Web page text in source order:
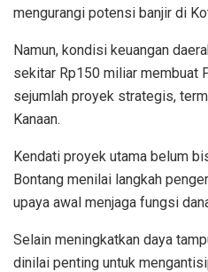
mengurangi potensi banjir di
Namun, kondisi keuangan
sekitar Rp150 miliar membuat
sejumlah proyek strategis,
Kanaan.
Kendati proyek utama belum
Bontang menilai langkah
upaya awal menjaga fungsi
Selain meningkatkan daya
dinilai penting untuk